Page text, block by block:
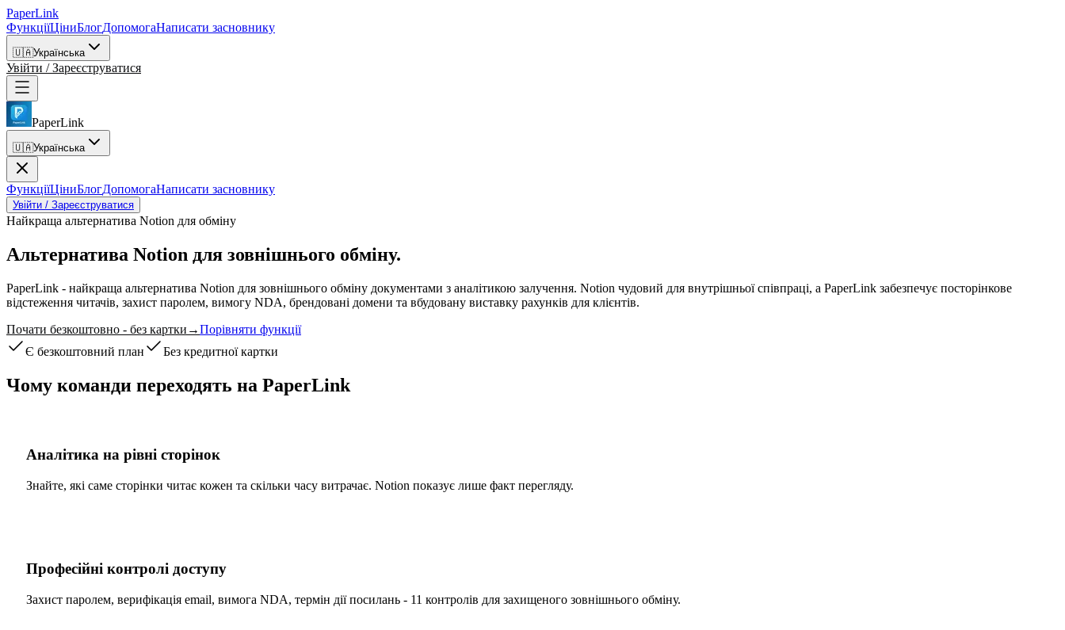
PaperLink
ФункціїЦіниБлогДопомогаНаписати засновнику
🇺🇦Українська
Увійти / Зареєструватися
PaperLink
🇺🇦Українська
ФункціїЦіниБлогДопомогаНаписати засновнику
Увійти / Зареєструватися
Найкраща альтернатива Notion для обміну
Альтернатива Notion для зовнішнього обміну.
PaperLink - найкраща альтернатива Notion для зовнішнього обміну документами з аналітикою залучення. Notion чудовий для внутрішньої співпраці, а PaperLink забезпечує посторінкове
відстеження читачів, захист паролем, вимогу NDA, брендовані домени та вбудовану виставку рахунків для клієнтів.
Почати безкоштовно - без картки →Порівняти функції
Є безкоштовний план
Без кредитної картки
Чому команди переходять на PaperLink
Аналітика на рівні сторінок
Знайте, які саме сторінки читає кожен та скільки часу витрачає. Notion показує лише факт перегляду.
Професійні контролі доступу
Захист паролем, верифікація email, вимога NDA, термін дії посилань - 11 контролів для захищеного зовнішнього обміну.